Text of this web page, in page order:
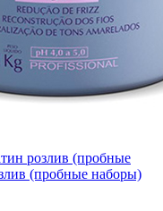
розлив (пробные
(пробные наборы)